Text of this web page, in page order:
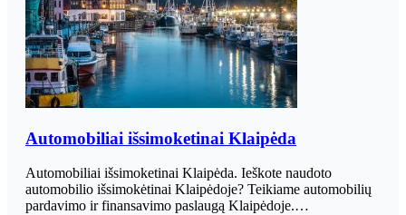
Automobiliai išsimoketinai Klaipėda
Automobiliai išsimoketinai Klaipėda. Ieškote naudoto
automobilio išsimokėtinai Klaipėdoje? Teikiame automobilių
pardavimo ir finansavimo paslaugą Klaipėdoje.…